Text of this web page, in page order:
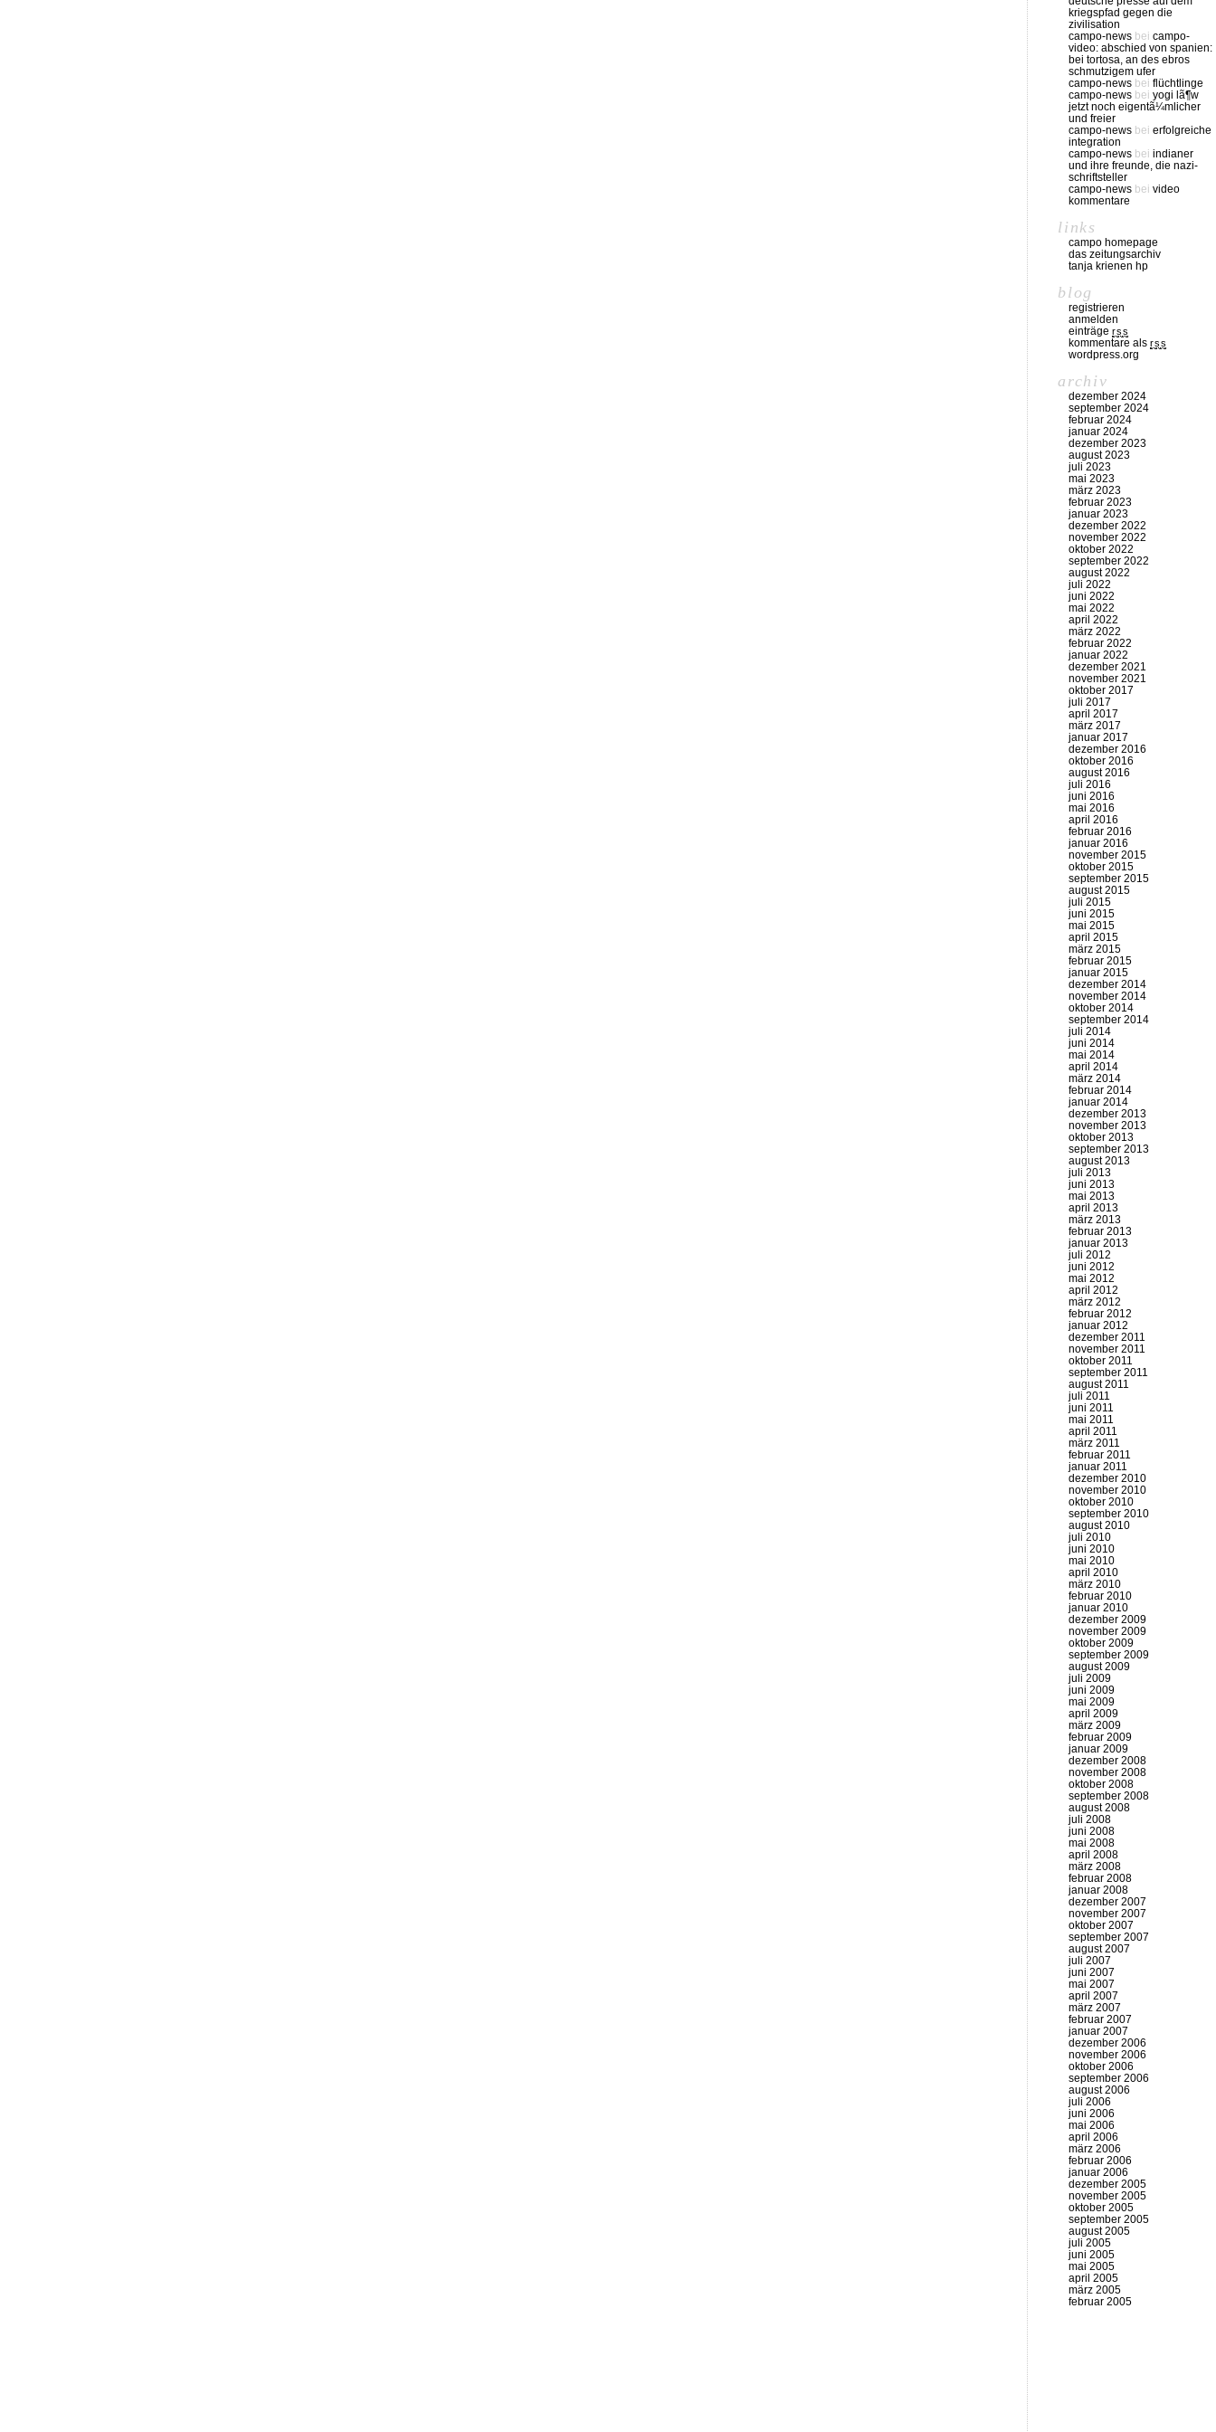
kriegspfad gegen die
zivilisation
campo-news bei campo-
video: abschied von spanien:
bei tortosa, an des ebros
schmutzigem ufer
campo-news bei flüchtlinge
campo-news bei yogi lã¶w
jetzt noch eigentã¼mlicher
und freier
campo-news bei erfolgreiche
integration
campo-news bei indianer
und ihre freunde, die nazi-
schriftsteller
campo-news bei video
kommentare
links
campo homepage
das zeitungsarchiv
tanja krienen hp
blog
registrieren
anmelden
einträge rss
kommentare als rss
wordpress.org
archiv
dezember 2024
september 2024
februar 2024
januar 2024
dezember 2023
august 2023
juli 2023
mai 2023
märz 2023
februar 2023
januar 2023
dezember 2022
november 2022
oktober 2022
september 2022
august 2022
juli 2022
juni 2022
mai 2022
april 2022
märz 2022
februar 2022
januar 2022
dezember 2021
november 2021
oktober 2017
juli 2017
april 2017
märz 2017
januar 2017
dezember 2016
oktober 2016
august 2016
juli 2016
juni 2016
mai 2016
april 2016
februar 2016
januar 2016
november 2015
oktober 2015
september 2015
august 2015
juli 2015
juni 2015
mai 2015
april 2015
märz 2015
februar 2015
januar 2015
dezember 2014
november 2014
oktober 2014
september 2014
juli 2014
juni 2014
mai 2014
april 2014
märz 2014
februar 2014
januar 2014
dezember 2013
november 2013
oktober 2013
september 2013
august 2013
juli 2013
juni 2013
mai 2013
april 2013
märz 2013
februar 2013
januar 2013
juli 2012
juni 2012
mai 2012
april 2012
märz 2012
februar 2012
januar 2012
dezember 2011
november 2011
oktober 2011
september 2011
august 2011
juli 2011
juni 2011
mai 2011
april 2011
märz 2011
februar 2011
januar 2011
dezember 2010
november 2010
oktober 2010
september 2010
august 2010
juli 2010
juni 2010
mai 2010
april 2010
märz 2010
februar 2010
januar 2010
dezember 2009
november 2009
oktober 2009
september 2009
august 2009
juli 2009
juni 2009
mai 2009
april 2009
märz 2009
februar 2009
januar 2009
dezember 2008
november 2008
oktober 2008
september 2008
august 2008
juli 2008
juni 2008
mai 2008
april 2008
märz 2008
februar 2008
januar 2008
dezember 2007
november 2007
oktober 2007
september 2007
august 2007
juli 2007
juni 2007
mai 2007
april 2007
märz 2007
februar 2007
januar 2007
dezember 2006
november 2006
oktober 2006
september 2006
august 2006
juli 2006
juni 2006
mai 2006
april 2006
märz 2006
februar 2006
januar 2006
dezember 2005
november 2005
oktober 2005
september 2005
august 2005
juli 2005
juni 2005
mai 2005
april 2005
märz 2005
februar 2005